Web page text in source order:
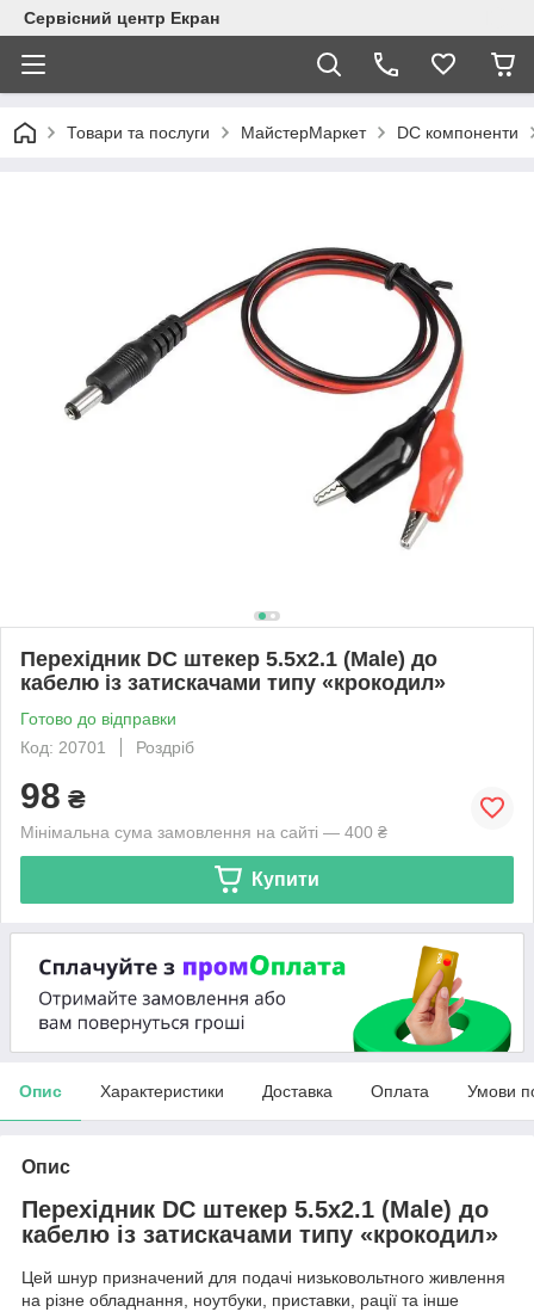
Сервісний центр Екран
Товари та послуги МайстерМаркет DC компоненти
Перехідник DC штекер 5.5x2.1 (Male) до
кабелю із затискачами типу «крокодил»
Готово до відправки
Код: 20701
Роздріб
98 ₴
Мінімальна сума замовлення на сайті — 400 ₴
Купити
Опис Характеристики Доставка Оплата Умови
Опис
Перехідник DC штекер 5.5x2.1 (Male) до
кабелю із затискачами типу «крокодил»
Цей шнур призначений для подачі низьковольтного живлення
на різне обладнання, ноутбуки, приставки, рації та інше